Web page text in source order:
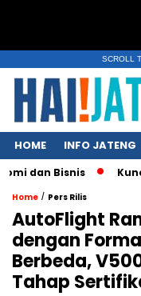
SCROLL
HOME INFO JATENG
Kunci UMKM
Home / Pers Rilis
AutoFlight
dengan
Berbeda,
Tahap